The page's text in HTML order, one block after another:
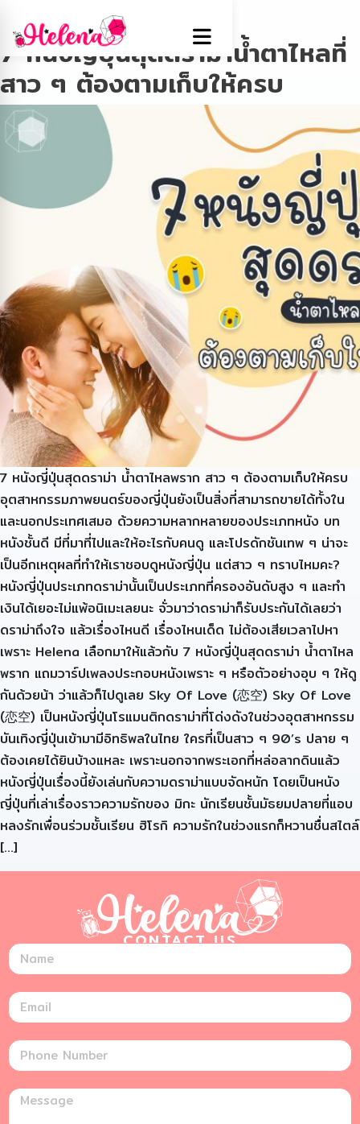
Tag:movies
7 หนังญี่ปุ่นสุดดราม่าน้ำตาไหลที่
สาว ๆ ต้องตามเก็บให้ครบ
7 หนังญี่ปุ่นสุดดราม่า น้ำตาไหลพราก สาว ๆ ต้องตามเก็บให้ครบ
อุตสาหกรรมภาพยนตร์ของญี่ปุ่นยังเป็นสิ่งที่สามารถขายได้ทั้งใน
และนอกประเทศเสมอ ด้วยความหลากหลายของประเภทหนัง บท
หนังชั้นดี มีที่มาที่ไปและให้อะไรกับคนดู และโปรดักชันเทพ ๆ น่าจะ
เป็นอีกเหตุผลที่ทำให้เราชอบดูหนังญี่ปุ่น แต่สาว ๆ ทราบไหมคะ?
หนังญี่ปุ่นประเภทดราม่านั้นเป็นประเภทที่ครองอันดับสูง ๆ และทำ
เงินได้เยอะไม่แพ้อนิเมะเลยนะ จั่วมาว่าดราม่าก็รับประกันได้เลยว่า
ดราม่าถึงใจ แล้วเรื่องไหนดี เรื่องไหนเด็ด ไม่ต้องเสียเวลาไปหา
เพราะ Helena เลือกมาให้แล้วกับ 7 หนังญี่ปุ่นสุดดราม่า น้ำตาไหล
พราก แถมวาร์ปเพลงประกอบหนังเพราะ ๆ หรือตัวอย่างอุบ ๆ ให้ดู
กันด้วยน้า ว่าแล้วก็ไปดูเลย Sky Of Love (恋空) Sky Of Love
(恋空) เป็นหนังญี่ปุ่นโรแมนติกดราม่าที่โด่งดังในช่วงอุตสาหกรรม
บันเทิงญี่ปุ่นเข้ามามีอิทธิพลในไทย ใครที่เป็นสาว ๆ 90’s ปลาย ๆ
ต้องเคยได้ยินบ้างแหละ เพราะนอกจากพระเอกที่หล่อลากดินแล้ว
หนังญี่ปุ่นเรื่องนี้ยังเล่นกับความดราม่าแบบจัดหนัก โดยเป็นหนัง
ญี่ปุ่นที่เล่าเรื่องราวความรักของ มิกะ นักเรียนชั้นมัธยมปลายที่แอบ
หลงรักเพื่อนร่วมชั้นเรียน ฮิโรกิ ความรักในช่วงแรกก็หวานชื่นสไตล์
[…]
CONTACT US